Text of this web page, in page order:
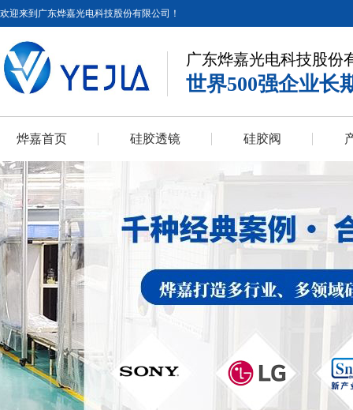
欢迎来到广东烨嘉光电科技股份有限公司！
广东烨嘉光电科技股份
世界500强企业长
烨嘉首页 硅胶透镜 硅胶阀